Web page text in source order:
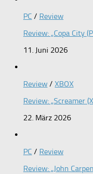
PC / Review
Review: „Copa City
11. Juni 2026
Review / XBOX
Review: „Screamer
22. März 2026
PC / Review
Review: „John